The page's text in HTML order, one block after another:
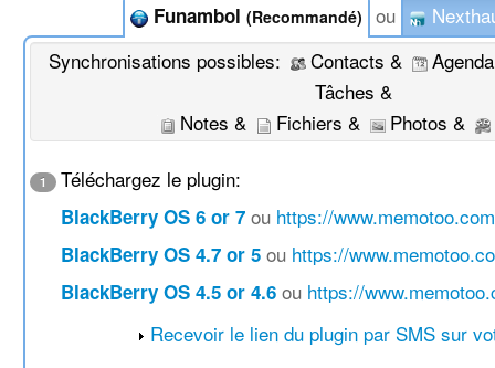
Funambol (Recommandé) ou
Synchronisations possibles:
Contacts &
Tâches &
Notes &
Fichiers & Photos &
1 Téléchargez le plugin:
BlackBerry OS 6 or 7 ou https://
BlackBerry OS 4.7 or 5 ou https://
BlackBerry OS 4.5 or 4.6 ou https://
Recevoir le lien du plugin par SMS sur